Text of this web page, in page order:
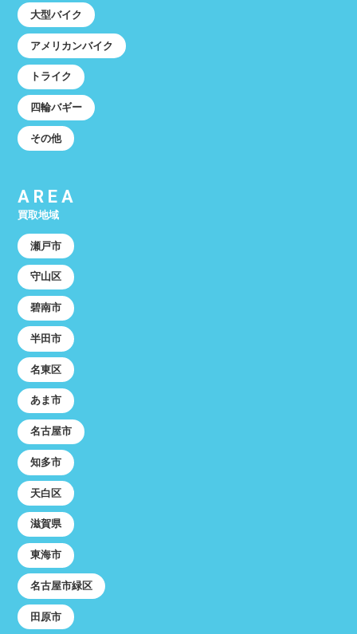
大型バイク
アメリカンバイク
トライク
四輪バギー
その他
AREA
買取地域
瀬戸市
守山区
碧南市
半田市
名東区
あま市
名古屋市
知多市
天白区
滋賀県
東海市
名古屋市緑区
田原市